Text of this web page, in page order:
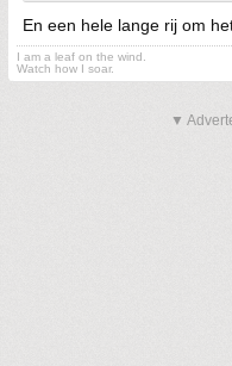
En een hele lange rij om
I am a leaf on the wind.
Watch how I soar.
▼